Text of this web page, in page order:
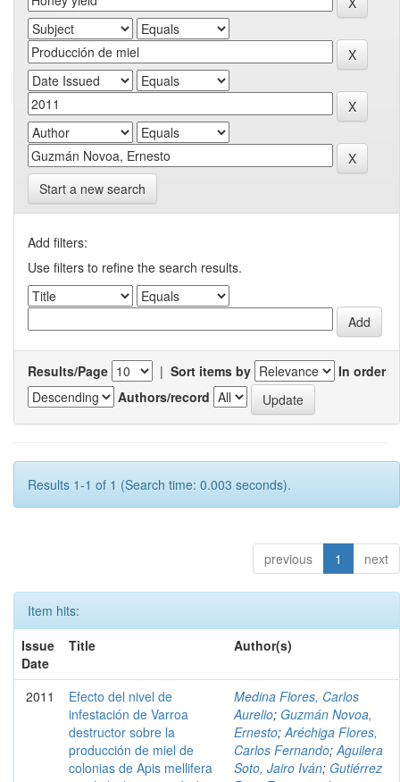
Start a new search
Add filters:
Use filters to refine the search results.
Results/Page | Sort items by
In order
Authors/record
Results 1-1 of 1 (Search time: 0.003 seconds).
previous 1 next
Item hits:
Issue
Date
Title Author(s)
2011
Efecto del nivel de
infestación de Varroa
destructor sobre la
producción de miel de
colonias de Apis mellifera
Medina Flores, Carlos
Aurelio; Guzmán Novoa,
Ernesto; Aréchiga Flores,
Carlos Fernando; Aguilera
Soto, Jairo Iván; Gutiérrez